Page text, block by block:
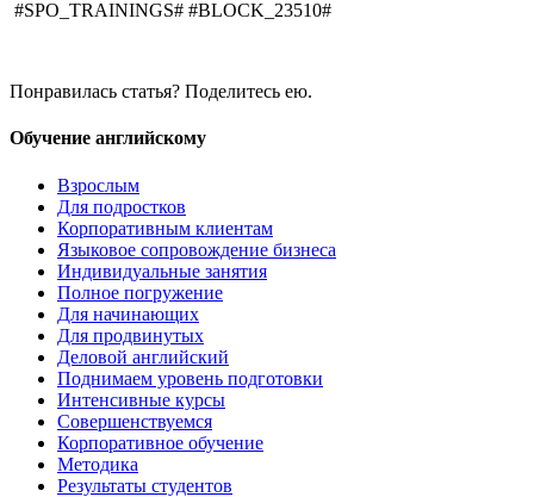
#SPO_TRAININGS# #BLOCK_23510#
Понравилась статья? Поделитесь ею.
Обучение английскому
Взрослым
Для подростков
Корпоративным клиентам
Языковое сопровождение бизнеса
Индивидуальные занятия
Полное погружение
Для начинающих
Для продвинутых
Деловой английский
Поднимаем уровень подготовки
Интенсивные курсы
Совершенствуемся
Корпоративное обучение
Методика
Результаты студентов